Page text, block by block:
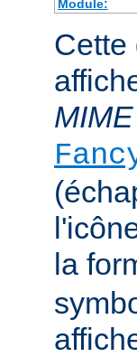
Module:
Cette
MIME
la